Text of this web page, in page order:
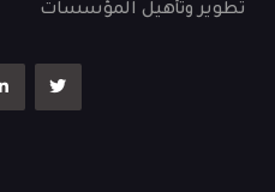
تطوير وتأهيل المؤسسات